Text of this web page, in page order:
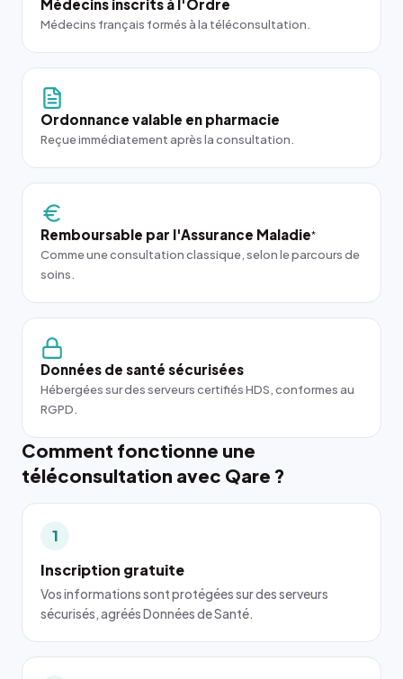
Médecins inscrits à l'Ordre
Médecins français formés à la téléconsultation.
Ordonnance valable en pharmacie
Reçue immédiatement après la consultation.
Remboursable par l'Assurance Maladie*
Comme une consultation classique, selon le parcours de
soins.
Données de santé sécurisées
Hébergées sur des serveurs certifiés HDS, conformes au
RGPD.
Comment fonctionne une
téléconsultation avec Qare ?
1
Inscription gratuite
Vos informations sont protégées sur des serveurs
sécurisés, agréés Données de Santé.